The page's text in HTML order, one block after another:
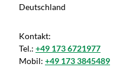
Deutschland
Kontakt:
Tel.: +49 173 6721977
Mobil: +49 173 3845489